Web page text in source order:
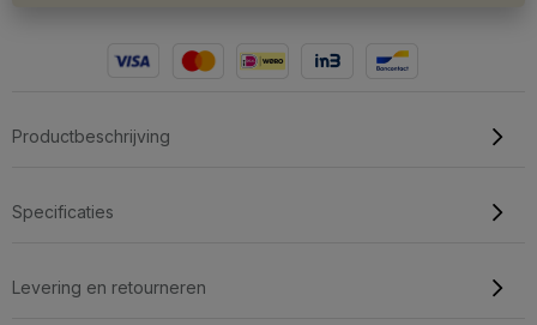
Productbeschrijving
Specificaties
Levering en retourneren